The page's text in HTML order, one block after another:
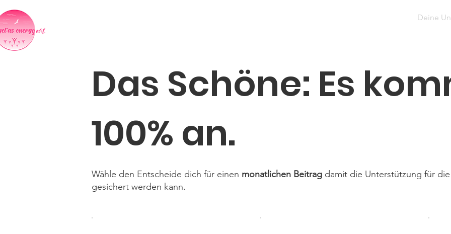
Deine
Das Schöne: Es
100% an.
Wähle den Entscheide dich für einen monatlichen Beitrag damit die Unterstützung für
gesichert werden kann.